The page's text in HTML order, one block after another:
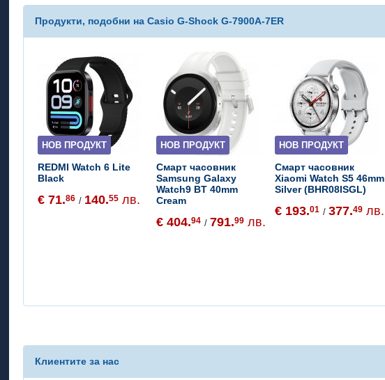
Продукти, подобни на Casio G-Shock G-7900A-7ER
НОВ ПРОДУКТ
REDMI Watch 6 Lite
Black
€ 71.86 / 140.55 лв.
НОВ ПРОДУКТ
Смарт часовник
Samsung Galaxy
Watch9 BT 40mm
Cream
€ 404.94 / 791.99 лв.
НОВ ПРОДУКТ
Смарт часовник
Xiaomi Watch S5 46mm
Silver (BHR08ISGL)
€ 193.01 /377.49 лв.
Клиентите за нас